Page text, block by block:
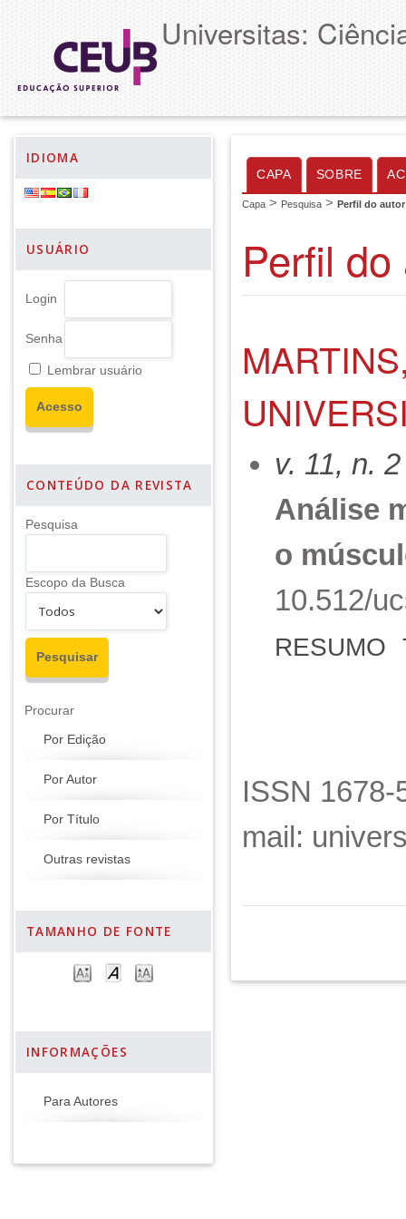
Universitas:
IDIOMA
USUÁRIO
Login
Senha
Lembrar usuário
CONTEÚDO DA REVISTA
Pesquisa
Escopo da Busca
Procurar
Por Edição
Por Autor
Por Título
Outras revistas
TAMANHO DE FONTE
INFORMAÇÕES
Para Autores
CAPA SOBRE
Capa > Pesquisa > Perfil do autor
Perfil
v. 11, n.
Análise
o
10.512/
RESUMO
ISSN
mail: